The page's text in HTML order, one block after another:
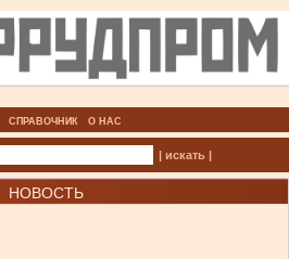
СПРАВОЧНИК О НАС
| искать |
НОВОСТЬ